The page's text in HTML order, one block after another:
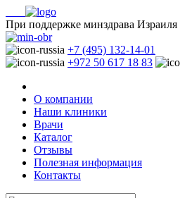
При поддержке минздрава Израиля
+7 (495) 132-14-01
+972 50 617 18 83
О компании
Наши клиники
Врачи
Каталог
Отзывы
Полезная информация
Контакты